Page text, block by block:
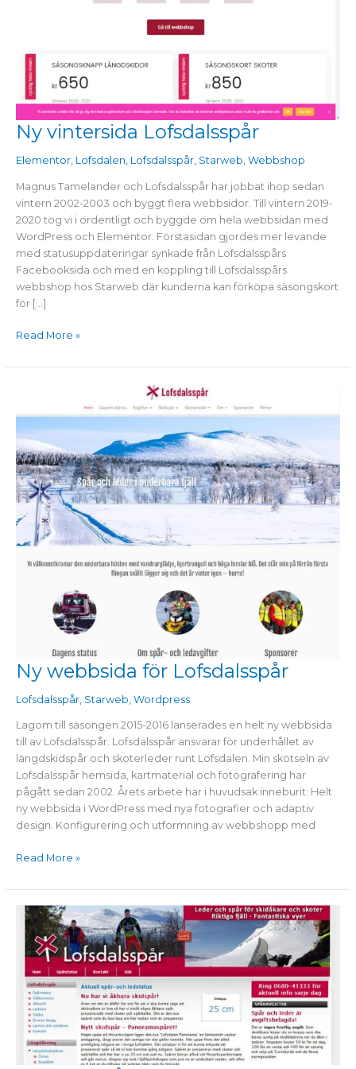
Ny vintersida Lofsdalsspår
Elementor, Lofsdalen, Lofsdalsspår, Starweb, Webbshop
Magnus Tamelander och Lofsdalsspår har jobbat ihop sedan
vintern 2002-2003 och byggt flera webbsidor. Till vintern 2019-
2020 tog vi i ordentligt och byggde om hela webbsidan med
WordPress och Elementor. Förstasidan gjordes mer levande
med statusuppdateringar synkade från Lofsdalsspårs
Facebooksida och med en koppling till Lofsdalsspårs
webbshop hos Starweb där kunderna kan förköpa säsongskort
för […]
Ny
vintersida
Lofsdalsspår
Read More »
Ny webbsida för Lofsdalsspår
Lofsdalsspår, Starweb Wordpress
Lagom till säsongen 2015-2016 lanserades en helt ny webbsida
till av Lofsdalsspår. Lofsdalsspår ansvarar för underhållet av
längdskidspår och skoterleder runt Lofsdalen. Min skötseln av
Lofsdalsspår hemsida, kartmaterial och fotografering har
pågått sedan 2002. Årets arbete har i huvudsak inneburit: Helt
ny webbsida i WordPress med nya fotografier och adaptiv
design. Konfigurering och utformning av webbshopp med
Ny
webbsida
för
Read More »